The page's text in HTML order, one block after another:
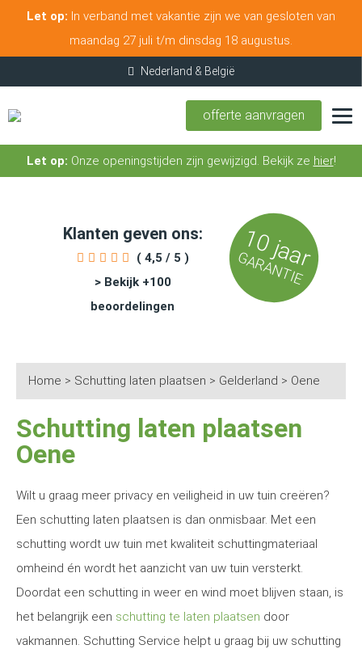
Let op: In verband met vakantie zijn we van gesloten van
maandag 27 juli t/m dinsdag 18 augustus.
offerte aanvragen
Let op: Onze openingstijden zijn gewijzigd. Bekijk ze hier!
Klanten geven ons:
( 4,5 / 5 )
> Bekijk +100
beoordelingen
10 jaar
GARANTIE
Home > Schutting laten plaatsen > Gelderland > Oene
Schutting laten plaatsen
Oene
Wilt u graag meer privacy en veiligheid in uw tuin creëren?
Een schutting laten plaatsen is dan onmisbaar. Met een
schutting wordt uw tuin met kwaliteit schuttingmateriaal
omheind én wordt het aanzicht van uw tuin versterkt.
Doordat een schutting in weer en wind moet blijven staan, is
het belangrijk een schutting te laten plaatsen door
vakmannen. Schutting Service helpt u graag bij uw schutting